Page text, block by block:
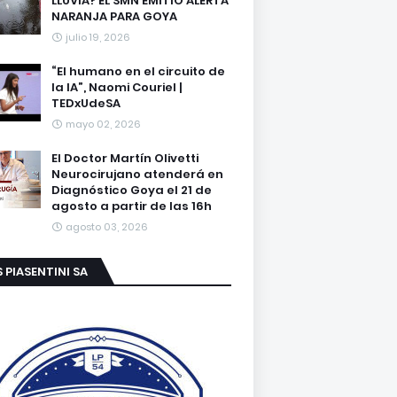
NARANJA PARA GOYA
julio 19, 2026
“El humano en el circuito de
la IA”, Naomi Couriel |
TEDxUdeSA
mayo 02, 2026
El Doctor Martín Olivetti
Neurocirujano atenderá en
Diagnóstico Goya el 21 de
agosto a partir de las 16h
agosto 03, 2026
PIASENTINI SA